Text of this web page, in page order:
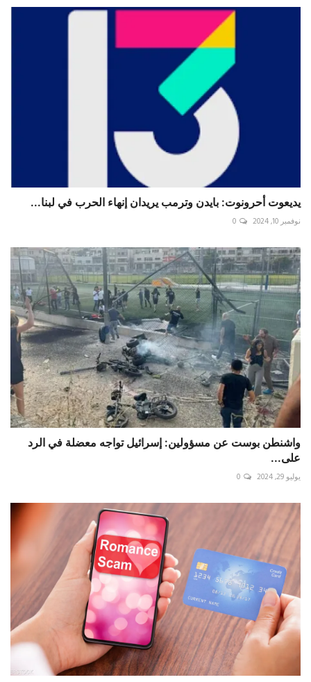
‏يديعوت أحرونوت: بايدن وترمب يريدان إنهاء الحرب في لبنا...
نوفمبر 10, 2024 0
واشنطن بوست عن مسؤولين: إسرائيل تواجه معضلة في الرد
على...
يوليو 29, 2024 0